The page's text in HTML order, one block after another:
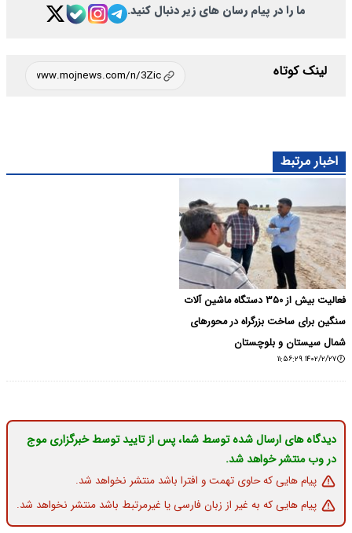
ما را در پیام رسان های زیر دنبال کنید.
لینک کوتاه
اخبار مرتبط
فعالیت بیش از ۳۵۰ دستگاه ماشین آلات
سنگین برای ساخت بزرگراه در محورهای
شمال سیستان و بلوچستان
۱۴۰۲/۲/۲۷ ۱۱:۵۶:۲۹
دیدگاه های ارسال شده توسط شما، پس از تایید توسط خبرگزاری موج
در وب منتشر خواهد شد.
پیام هایی که حاوی تهمت و افترا باشد منتشر نخواهد شد.
پیام هایی که به غیر از زبان فارسی یا غیرمرتبط باشد منتشر نخواهد شد.